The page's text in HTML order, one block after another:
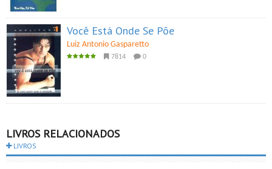
Você Está Onde Se Põe
Luiz Antonio Gasparetto
7814 0
LIVROS RELACIONADOS
LIVROS